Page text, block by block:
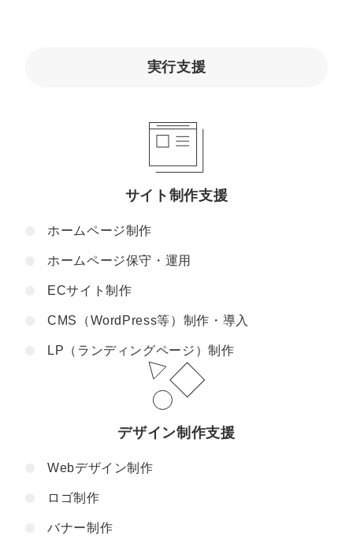
実行支援
サイト制作支援
ホームページ制作
ホームページ保守・運用
ECサイト制作
CMS（WordPress等）制作・導入
LP（ランディングページ）制作
デザイン制作支援
Webデザイン制作
ロゴ制作
バナー制作